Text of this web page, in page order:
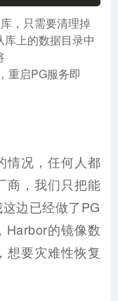
，只需要清理掉
上的数据目录中
重启PG服务即
情况，任何人都
商，我们只把能
边已经做了PG
Harbor的镜像数
想要灾难性恢复